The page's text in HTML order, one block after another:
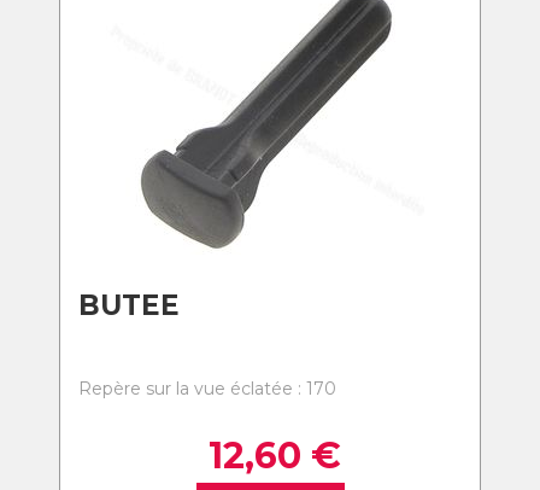
BUTEE
Repère sur la vue éclatée : 170
12,60 €